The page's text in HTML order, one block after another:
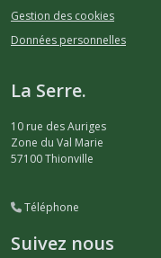
Gestion des cookies
Données personnelles
La Serre.
10 rue des Auriges
Zone du Val Marie
57100Thionville
Téléphone
Suivez nous